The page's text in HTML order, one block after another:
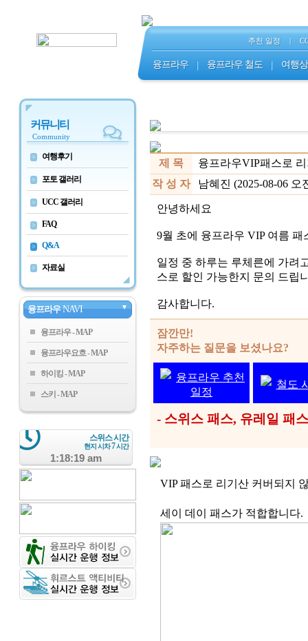
추천 일정 |
융프라우 | 융프라우 철도 | 여행
커뮤니티
Community
> 여행후기
> 포토 갤러리
> UCC 갤러리
> FAQ
> Q&A
> 자료실
융프라우 NAVI ▼
융프라우
융프라우요흐
하이킹
스키
스위스 시간
현지 시차7시간
1:18:20 am
제 목
융프라우VIP패스로
작 성 자
남혜진 (2025-08-06 오
안녕하세요
9월 초에 융프라우 VIP 여름
일정 중 하루는 루체른에 가려
스로 할인 가능한지 문의 드립
감사합니다.
잠깐만!
자주하는 질문을 보셨나요?
융프라우 추천
일정
철도
- 스위스 패스, 유레일 패
VIP 패스로 리기산 커버되지
세이 데이 패스가 적합합니다.